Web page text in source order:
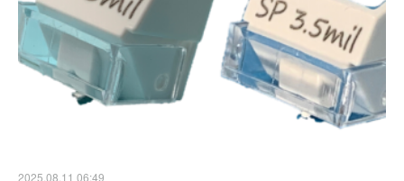
2025.08.11 06:49